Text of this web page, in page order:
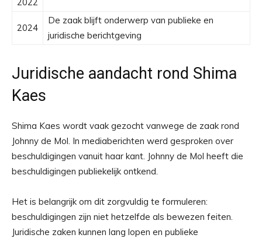
2024
De zaak blijft onderwerp van publieke en
juridische berichtgeving
Juridische aandacht rond Shima
Kaes
Shima Kaes wordt vaak gezocht vanwege de zaak rond
Johnny de Mol. In mediaberichten werd gesproken over
beschuldigingen vanuit haar kant. Johnny de Mol heeft die
beschuldigingen publiekelijk ontkend.
Het is belangrijk om dit zorgvuldig te formuleren:
beschuldigingen zijn niet hetzelfde als bewezen feiten.
Juridische zaken kunnen lang lopen en publieke